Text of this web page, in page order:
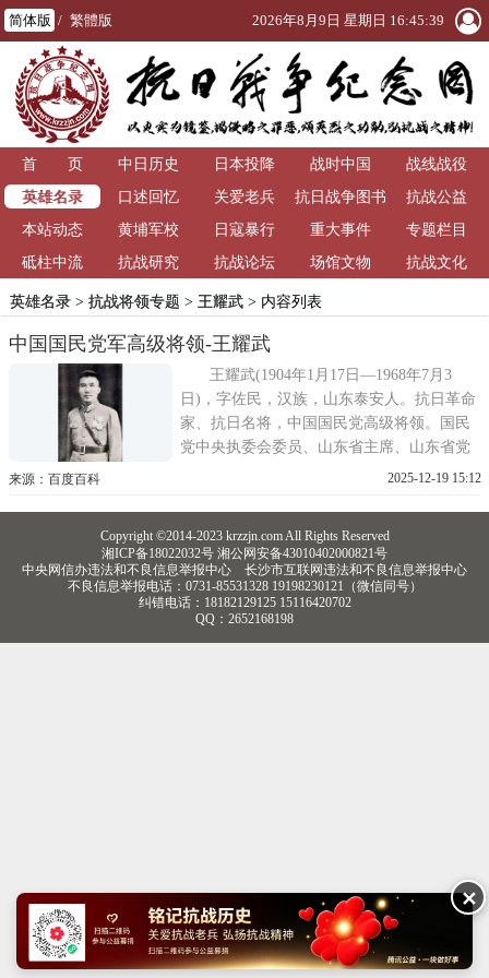
简体版 / 繁體版 2026年8月9日 星期日 16:45:39
首 页 中日历史 日本投降 战时中国
战线战役
英雄名录
口述回忆 关爱老兵
抗日战争图书
馆
抗战公益
本站动态
黄埔军校 日寇暴行 重大事件
专题栏目
砥柱中流
抗战研究 抗战论坛 场馆文物 抗战文化
英雄名录> 抗战将领专题 > 王耀武> 内容列表
中国国民党军高级将领-王耀武
王耀武(1904年1月17日—1968年7月3
日)，字佐民，汉族，山东泰安人。抗日革命
家、抗日名将，中国国民党高级将领。国民
党中央执委会委员、山东省主席、山东省党
政军统一指挥部主任、第二绥靖区司令长
入黄埔军校;1937年抗日战争开始，率部创建
第七十四军，历任国民革命
来源：百度百科 2025-12-19 15:12
Copyright ©2014-2023 krzzjn.com All Rights Reserved
湘ICP备18022032号 湘公网安备43010402000821号
中央网信办违法和不良信息举报中心
长沙市互联网违法和不良信息举报中心
不良信息举报电话：0731-85531328 19198230121（微信同号）
纠错电话：18182129125 15116420702
QQ：2652168198
✕